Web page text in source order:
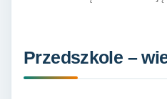
Przedszkole –